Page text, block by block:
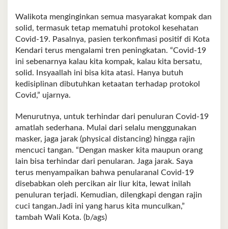
Walikota menginginkan semua masyarakat kompak dan
solid, termasuk tetap mematuhi protokol kesehatan
Covid-19. Pasalnya, pasien terkonfimasi positif di Kota
Kendari terus mengalami tren peningkatan. “Covid-19
ini sebenarnya kalau kita kompak, kalau kita bersatu,
solid. Insyaallah ini bisa kita atasi. Hanya butuh
kedisiplinan dibutuhkan ketaatan terhadap protokol
Covid,” ujarnya.
Menurutnya, untuk terhindar dari penuluran Covid-19
amatlah sederhana. Mulai dari selalu menggunakan
masker, jaga jarak (physical distancing) hingga rajin
mencuci tangan. “Dengan masker kita maupun orang
lain bisa terhindar dari penularan. Jaga jarak. Saya
terus menyampaikan bahwa penularanal Covid-19
disebabkan oleh percikan air liur kita, lewat inilah
penuluran terjadi. Kemudian, dilengkapi dengan rajin
cuci tangan.Jadi ini yang harus kita munculkan,”
tambah Wali Kota. (b/ags)